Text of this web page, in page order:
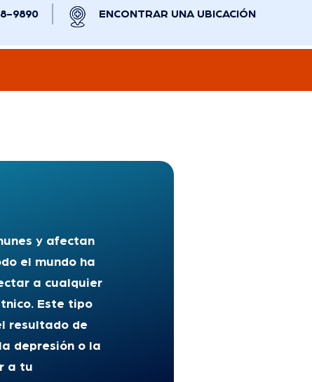
9890 ENCONTRAR UNA UBICACIÓN
y afectan
el mundo ha
a cualquier
Este tipo
resultado de
depresión o la
a tu